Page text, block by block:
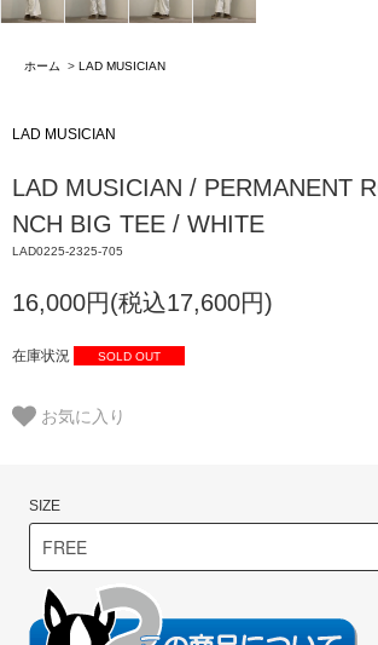
ホーム > LAD MUSICIAN
LAD MUSICIAN
LAD MUSICIAN / PERMANENT
NCH BIG TEE / WHITE
LAD0225-2325-705
16,000円(税込17,600円)
在庫状況 SOLD OUT
お気に入り
SIZE